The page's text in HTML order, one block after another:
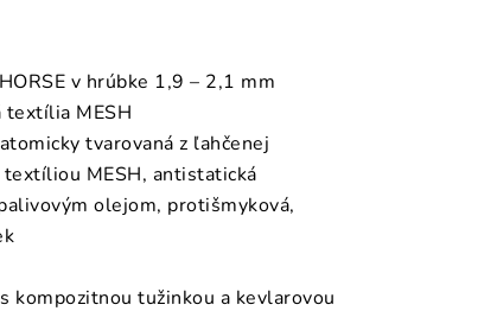
v hrúbke 1,9 – 2,1 mm
textília MESH
tvarovaná z ľahčenej
MESH, antistatická
olejom, protišmyková,
kompozitnou tužinkou a kevlarovou